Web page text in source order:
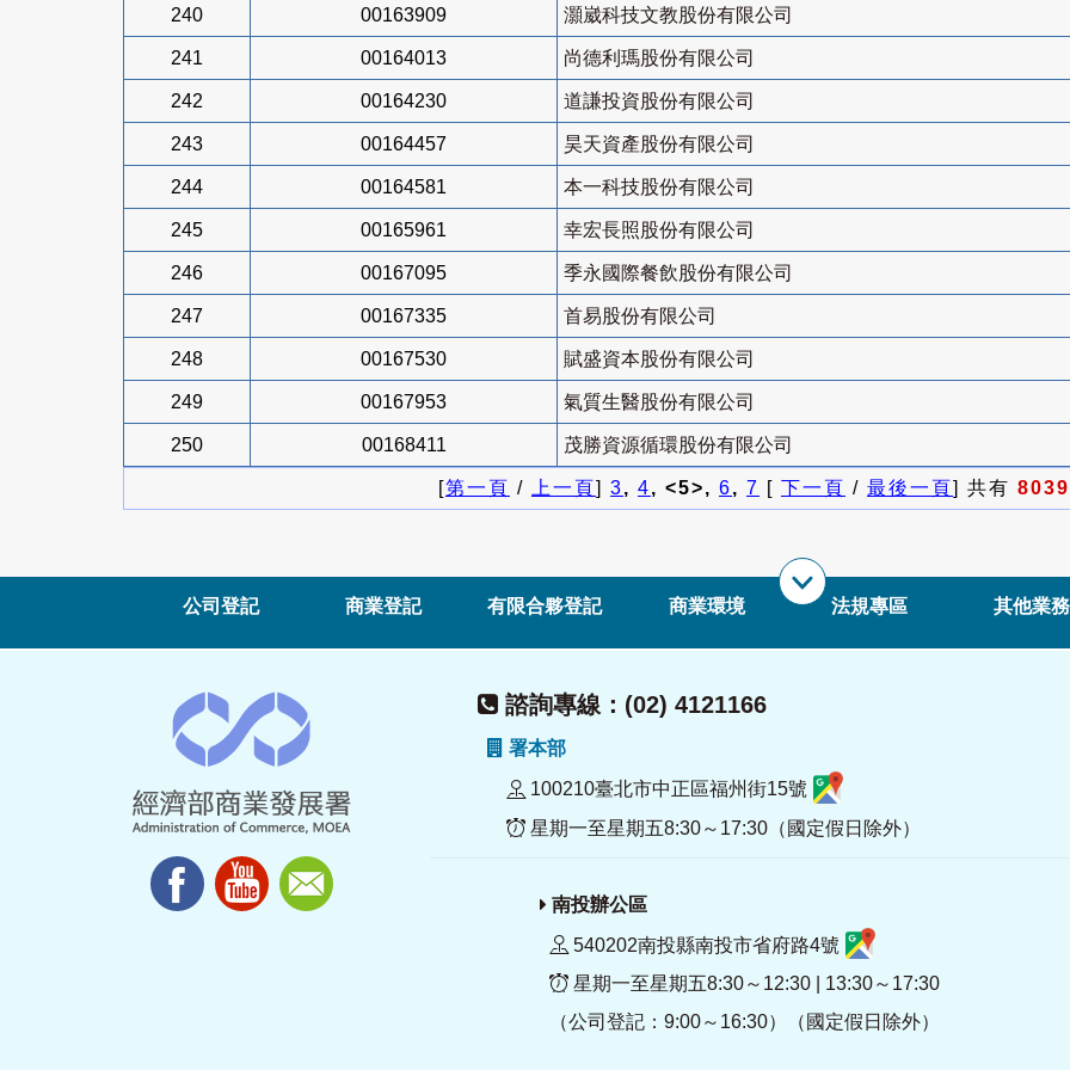
240 00163909 灝崴科技文教股份有限公司
241 00164013 尚德利瑪股份有限公司
242 00164230 道謙投資股份有限公司
243 00164457 昊天資產股份有限公司
244 00164581 本一科技股份有限公司
245 00165961 幸宏長照股份有限公司
246 00167095 季永國際餐飲股份有限公司
247 00167335 首易股份有限公司
248 00167530 賦盛資本股份有限公司
249 00167953 氣質生醫股份有限公司
250 00168411 茂勝資源循環股份有限公司
[第一頁 / 上一頁] 3, 4, <5>, 6, 7 [ 下一頁 / 最後一頁] 共有 8039
公司登記 商業登記 有限合夥登記 商業環境 法規專區 其他業務
諮詢專線：(02) 4121166
署本部
100210臺北市中正區福州街15號
星期一至星期五8:30～17:30（國定假日除外）
南投辦公區
540202南投縣南投市省府路4號
星期一至星期五8:30～12:30 | 13:30～17:30
（公司登記：9:00～16:30）（國定假日除外）